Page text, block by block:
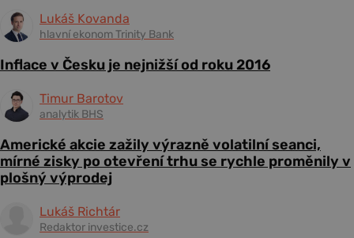
Lukáš Kovanda
hlavní ekonom Trinity Bank
Inflace v Česku je nejnižší od roku 2016
Timur Barotov
analytik BHS
Americké akcie zažily výrazně volatilní seanci,
mírné zisky po otevření trhu se rychle proměnily v
plošný výprodej
Lukáš Richtár
Redaktor investice.cz